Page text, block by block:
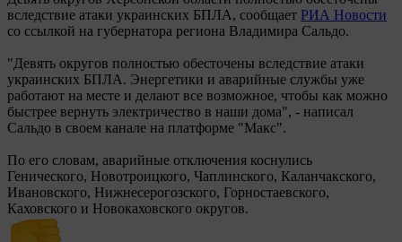
вследствие атаки украинских БПЛА, сообщает РИА Новости
со ссылкой на губернатора региона Владимира Сальдо.
"Девять округов полностью обесточены вследствие атаки
украинских БПЛА. Энергетики и аварийные службы уже
работают на месте и делают все возможное, чтобы как можно
быстрее вернуть электричество в наши дома", - написал
Сальдо в своем канале на платформе "Макс".
По его словам, аварийные отключения коснулись
Генического, Новотроицкого, Чаплинского, Каланчакского,
Ивановского, Нижнесерогозского, Горностаевского,
Каховского и Новокаховского округов.